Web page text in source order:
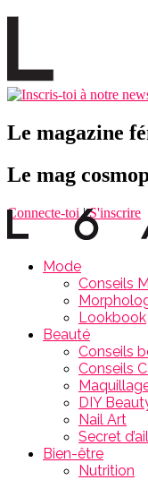
Le magazine
Le mag
Connecte-toi|S'inscrire
Mode
Conseils
Lookbook
Beauté
Conseils
Conseils
DIY
Nail Art
Secret
Bien-être
Nutrition